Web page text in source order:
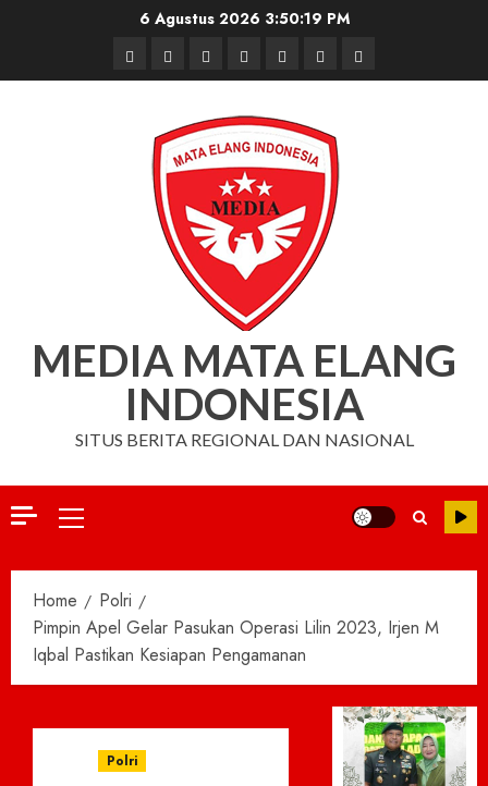
6 Agustus 2026 3:50:19 PM
BerandaNasionalDaerahHukum
dan
Kriminal
Pendidikan
Box
Redaksi
Iklan
MEDIA MATA ELANG
INDONESIA
SITUS BERITA REGIONAL DAN NASIONAL
Primary
Home
Polri
Pimpin Apel Gelar Pasukan Operasi Lilin 2023, Irjen M
Iqbal Pastikan Kesiapan Pengamanan
Polri